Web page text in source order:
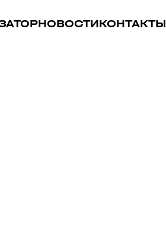
НОВОСТИКОНТАКТЫ